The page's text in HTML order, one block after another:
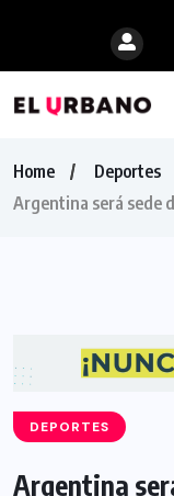
Home
Deportes
Argentina será sede
DEPORTES
Argentina